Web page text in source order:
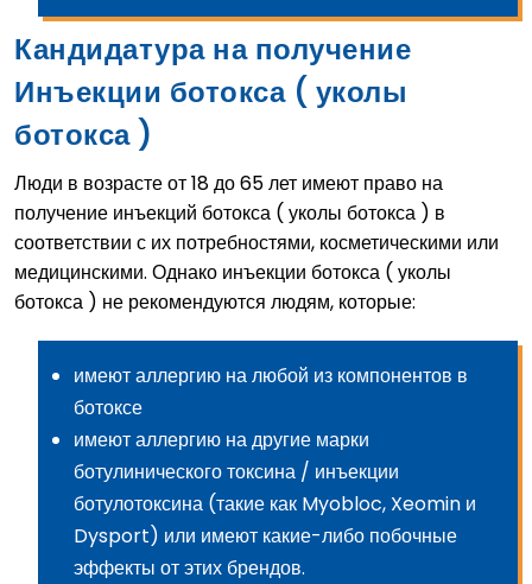
Кандидатура на получение
Инъекции ботокса ( уколы
ботокса )
Люди в возрасте от 18 до 65 лет имеют право на
получение инъекций ботокса ( уколы ботокса ) в
соответствии с их потребностями, косметическими или
медицинскими. Однако инъекции ботокса ( уколы
ботокса ) не рекомендуются людям, которые:
имеют аллергию на любой из компонентов в
ботоксе
имеют аллергию на другие марки
ботулинического токсина / инъекции
ботулотоксина (такие как Myobloc, Xeomin и
Dysport) или имеют какие-либо побочные
эффекты от этих брендов.